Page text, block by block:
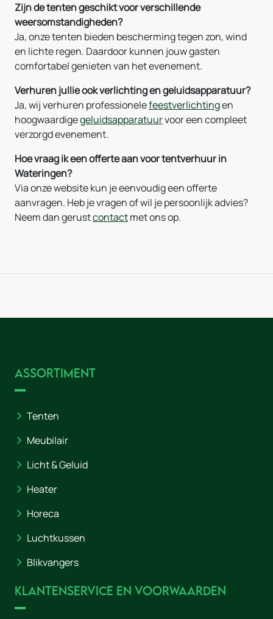
Zijn de tenten geschikt voor verschillende
weersomstandigheden?
Ja, onze tenten bieden bescherming tegen zon, wind
en lichte regen. Daardoor kunnen jouw gasten
comfortabel genieten van het evenement.
Verhuren jullie ook verlichting en geluidsapparatuur?
Ja, wij verhuren professionelefeestverlichtingen
hoogwaardigegeluidsapparatuurvoor een compleet
verzorgd evenement.
Hoe vraag ik een offerte aan voor tentverhuur in
Wateringen?
Via onze website kun je eenvoudig een offerte
aanvragen. Heb je vragen of wil je persoonlijk advies?
Neem dan gerustcontactmet ons op.
Assortiment
Tenten
Meubilair
Licht & Geluid
Heater
Horeca
Luchtkussen
Blikvangers
Klantenservice en voorwaarden